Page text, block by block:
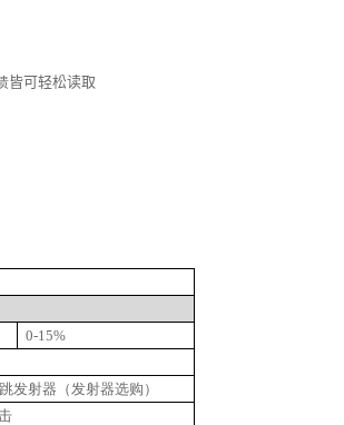
皆可轻松读取
0-15%
发射器（发射器选购）